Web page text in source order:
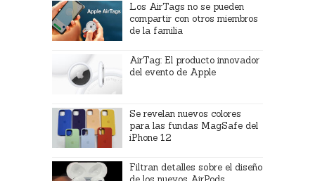
Los AirTags no se pueden
compartir con otros miembros
de la familia
AirTag: El producto innovador
del evento de Apple
Se revelan nuevos colores
para las fundas MagSafe del
iPhone 12
Filtran detalles sobre el diseño